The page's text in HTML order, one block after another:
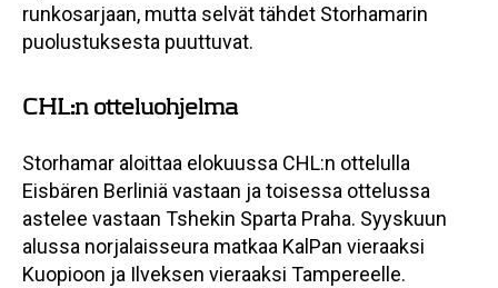
runkosarjaan, mutta selvät tähdet Storhamarin
puolustuksesta puuttuvat.
CHL:n otteluohjelma
Storhamar aloittaa elokuussa CHL:n ottelulla
Eisbären Berliniä vastaan ja toisessa ottelussa
astelee vastaan Tshekin Sparta Praha. Syyskuun
alussa norjalaisseura matkaa KalPan vieraaksi
Kuopioon ja Ilveksen vieraaksi Tampereelle.